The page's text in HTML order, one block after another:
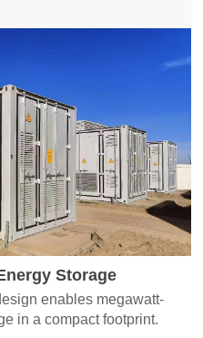
Storage
enables megawatt-
in a compact footprint.